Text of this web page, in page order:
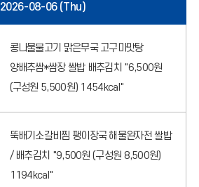
가
기
이
2026-08-06 (Thu)
콩나물불고기 맑은무국 고구마맛탕
양배추쌈*쌈장 쌀밥 배추김치 "6,500원
(구성원 5,500원) 1454kcal"
뚝배기소갈비찜 팽이장국 해물완자전 쌀밥
/ 배추김치 "9,500원 (구성원 8,500원)
1194kcal"